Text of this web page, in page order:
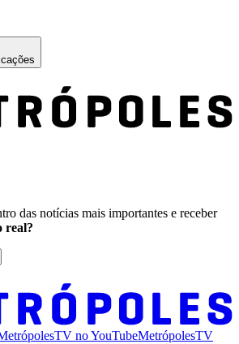
das notícias mais importantes e receber
real?
noYouTubeMetrópolesTV